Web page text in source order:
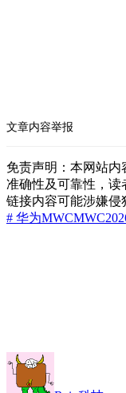
文章内容举报
免责声明：本网站
准确性及可靠性，读
链接内容可能涉嫌侵
# 华为MWC